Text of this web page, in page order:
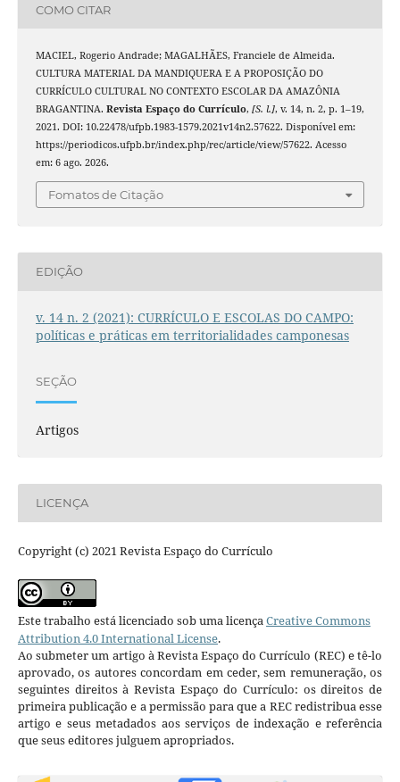
COMO CITAR
MACIEL, Rogerio Andrade; MAGALHÃES, Franciele de Almeida.
CULTURA MATERIAL DA MANDIQUERA E A PROPOSIÇÃO DO
CURRÍCULO CULTURAL NO CONTEXTO ESCOLAR DA AMAZÔNIA
BRAGANTINA. Revista Espaço do Currículo, [S. l.], v. 14, n. 2, p. 1–19,
2021. DOI: 10.22478/ufpb.1983-1579.2021v14n2.57622. Disponível em:
https://periodicos.ufpb.br/index.php/rec/article/view/57622. Acesso
em: 6 ago. 2026.
Fomatos de Citação
EDIÇÃO
v. 14 n. 2 (2021): CURRÍCULO E ESCOLAS DO CAMPO:
políticas e práticas em territorialidades camponesas
SEÇÃO
Artigos
LICENÇA
Copyright (c) 2021 Revista Espaço do Currículo
Este trabalho está licenciado sob uma licençaCreative Commons
Attribution 4.0 International License.
Ao submeter um artigo à Revista Espaço do Currículo (REC) e tê-lo
aprovado, os autores concordam em ceder, sem remuneração, os
seguintes direitos à Revista Espaço do Currículo: os direitos de
primeira publicação e a permissão para que a REC redistribua esse
artigo e seus metadados aos serviços de indexação e referência
que seus editores julguem apropriados.